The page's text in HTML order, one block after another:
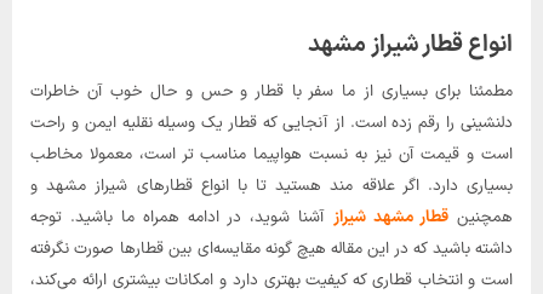
انواع قطار شیراز مشهد
مطمئنا برای بسیاری از ما سفر با قطار و حس و حال خوب آن خاطرات
دلنشینی را رقم زده است. از آنجایی که قطار یک وسیله نقلیه ایمن و راحت
است و قیمت آن نیز به نسبت هواپیما مناسب تر است، معمولا مخاطب
بسیاری دارد. اگر علاقه مند هستید تا با انواع قطارهای شیراز مشهد و
همچنین قطار مشهد شیراز آشنا شوید، در ادامه همراه ما باشید. توجه
داشته باشید که در این مقاله هیچ گونه مقایسه‌ای بین قطارها صورت نگرفته
است و انتخاب قطاری که کیفیت بهتری دارد و امکانات بیشتری ارائه می‌کند،